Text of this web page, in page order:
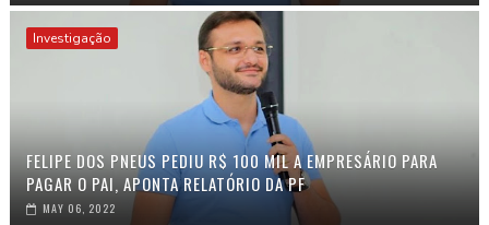
Investigação
FELIPE DOS PNEUS PEDIU R$ 100 MIL A EMPRESÁRIO PARA
PAGAR O PAI, APONTA RELATÓRIO DA PF
MAY 06, 2022